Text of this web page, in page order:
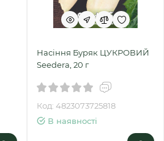
Насіння Буряк ЦУКРОВИЙ
Seedera, 20 г
Код: 4823073725818
В наявності